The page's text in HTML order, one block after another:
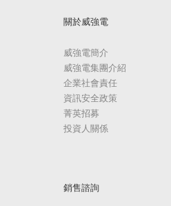
關於威強電
威強電簡介
威強電集團介紹
企業社會責任
資訊安全政策
菁英招募
投資人關係
銷售諮詢